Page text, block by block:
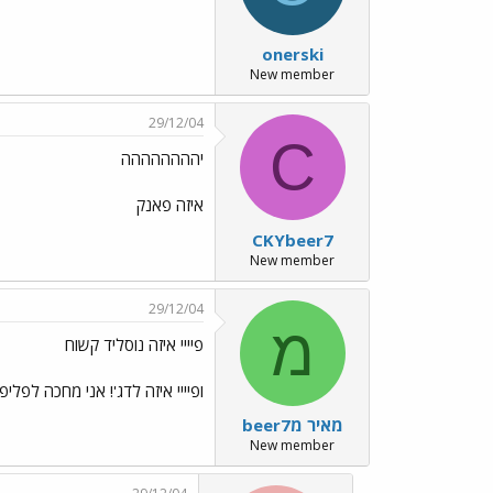
onerski
New member
C
CKYbeer7
New member
29/12/04
יהההההההה
איזה פאנק
מ
מאיר מbeer7
New member
29/12/04
פיייי איזה נוסליד קשוח
ופיייי איזה לדג'! אני מחכה